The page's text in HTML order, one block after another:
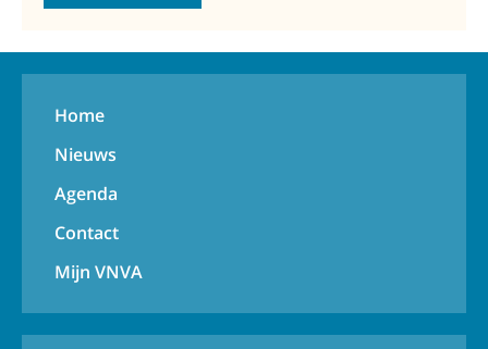
Home
Nieuws
Agenda
Contact
Mijn VNVA